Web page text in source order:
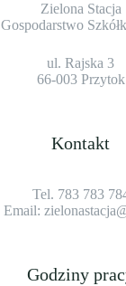
Zielona Stacja
Gospodarstwo
ul. Rajska 3
66-003 Przytok
Kontakt
Tel. 783 783
Email:
Godziny